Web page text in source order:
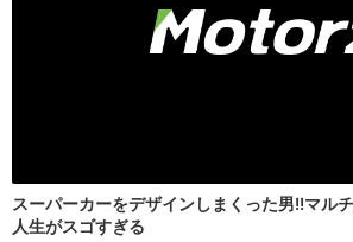
スーパーカーをデザインしまくった男!!マル
人生がスゴすぎる